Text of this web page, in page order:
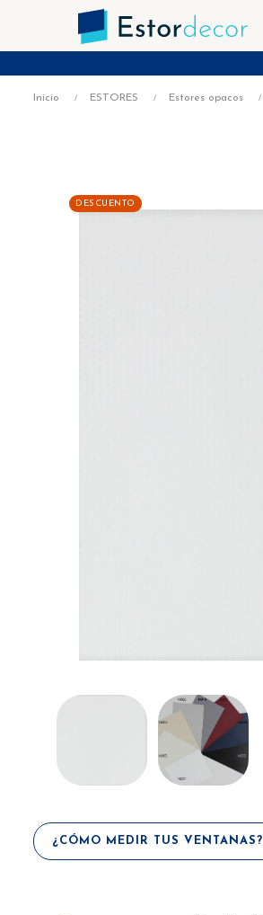
Inicio ESTORES Estores opacos
DESCUENTO
¿CÓMO MEDIR TUS VENTANAS?